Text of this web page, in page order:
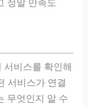
서비스를 확인해
서비스가 연결
무엇인지 알 수